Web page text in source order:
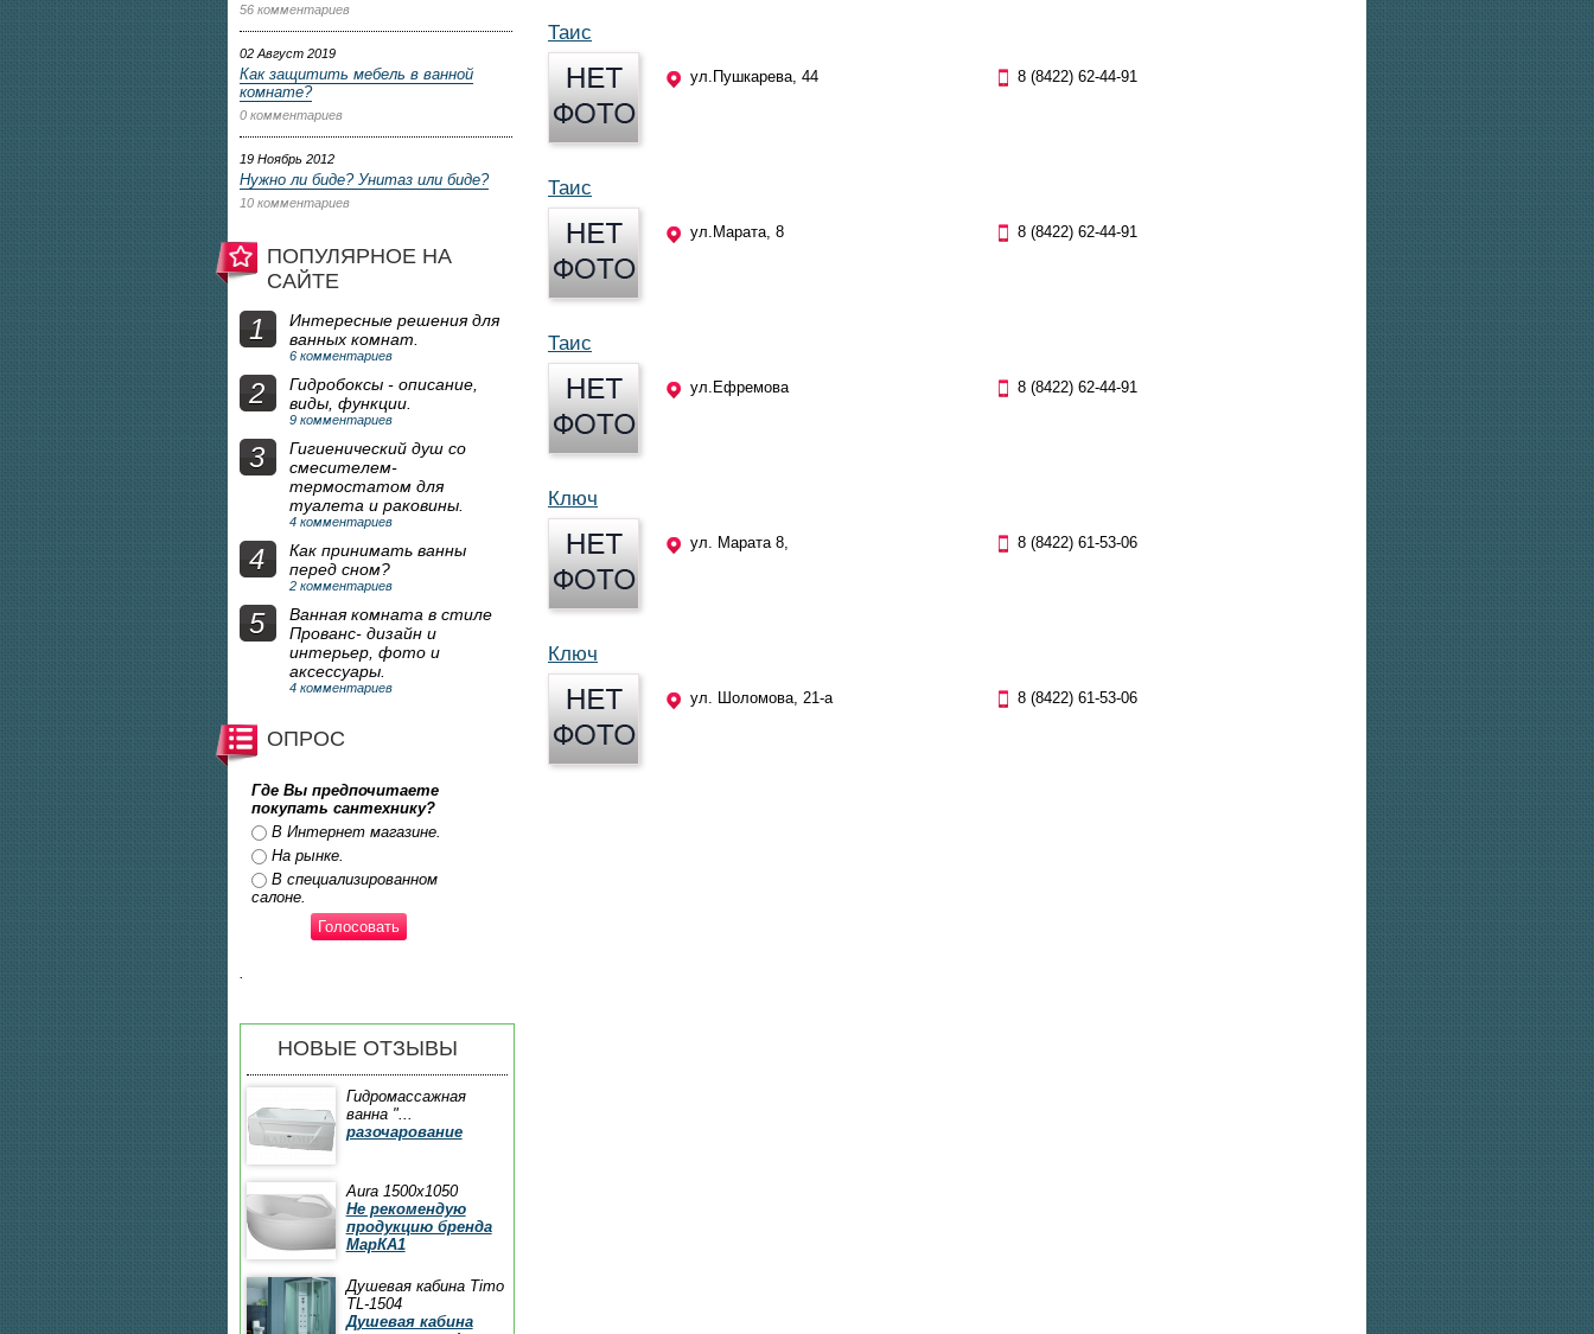
56 комментариев
02 Август 2019
Как защитить мебель в ванной
комнате?
0 комментариев
19 Ноябрь 2012
Нужно ли биде? Унитаз или биде?
10 комментариев
ПОПУЛЯРНОЕ НА
САЙТЕ
1
Интересные решения для
ванных комнат.
6 комментариев
2
Гидробоксы - описание,
виды, функции.
9 комментариев
3
Гигиенический душ со
смесителем-
термостатом для
туалета и раковины.
4 комментариев
4
Как принимать ванны
перед сном?
2 комментариев
5
Ванная комната в стиле
Прованс- дизайн и
интерьер, фото и
аксессуары.
4 комментариев
ОПРОС
Где Вы предпочитаете
покупать сантехнику?
Ответы
В Интернет магазине.
На рынке.
В специализированном
салоне.
НОВЫЕ ОТЗЫВЫ
Гидромассажная
ванна "...
разочарование
Aura 1500x1050
Не рекомендую
продукцию бренда
МарКА1
Душевая кабина Timo
TL-1504
Душевая кабина
Таис
ул.Пушкарева, 44 8 (8422) 62-44-91
Таис
ул.Марата, 8 8 (8422) 62-44-91
Таис
ул.Ефремова 8 (8422) 62-44-91
Ключ
ул. Марата 8, 8 (8422) 61-53-06
Ключ
ул. Шоломова, 21-а 8 (8422) 61-53-06